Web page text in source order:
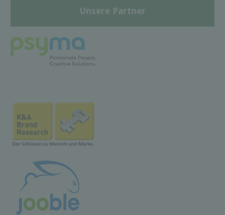
Unsere Partner